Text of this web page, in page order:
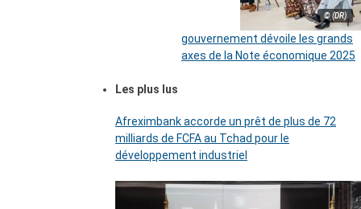
© (DR)
gouvernement dévoile les grands
axes de la Note économique 2025
Les plus lus
Afreximbank accorde un prêt de plus de 72
milliards de FCFA au Tchad pour le
développement industriel